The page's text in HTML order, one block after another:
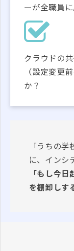
ーが全職員
クラウドの
（設定変更
か？
「うちの
に、インシ
「もし今
を棚卸しす